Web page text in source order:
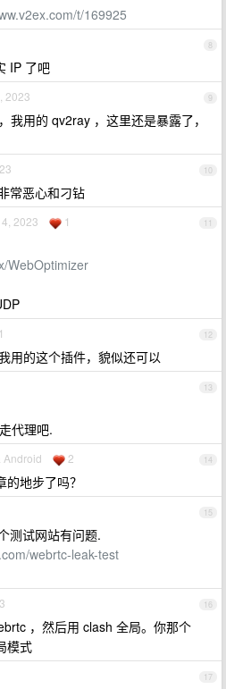
t/169925
8
IP 了吧
9
2023
我用的 qv2ray ，这里还是暴露了，
10
常恶心和刁钻
11
2023 1
WebOptimizer
12
1
用的这个插件，貌似还可以
13
代理吧.
14
Android 2
地步了吗？
15
测试网站有问题.
webrtc-leak-test
16
，然后用 clash 全局。你那个
模式
17